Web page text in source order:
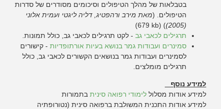
בטבלאות של מהלך הטיפולים וסיכומים מסודרים של סדרות
הטיפולים. (מאת מירב ורהפטיג, דליה ליגטי ועמית אלוני
(2005)
)
(679 kb)
תרגילים לכאבי גב - לקט תרגילים לכאבי גב, כולל תמונות.
סמינרים ועבודות גמר בנושא בעיות אורתופדיות - קישורים
לסמינרים ועבודות גמר בנושאים הקשורים לכאבי גב, כולל
תרגילים מומלצים.
למידע נוסף
למידע אודות מסלול לימודי רפואה סינית בתמורות
למידע אודות התכנית המשולבת ברפואה סינית (נטורופתיה